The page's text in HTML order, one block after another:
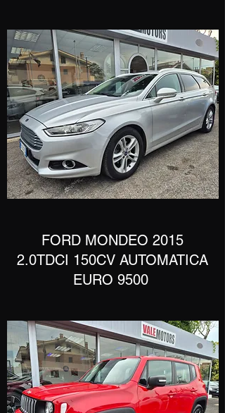
​FORD MONDEO 2015
2.0TDCI 150CV AUTOMATICA
EURO 9500